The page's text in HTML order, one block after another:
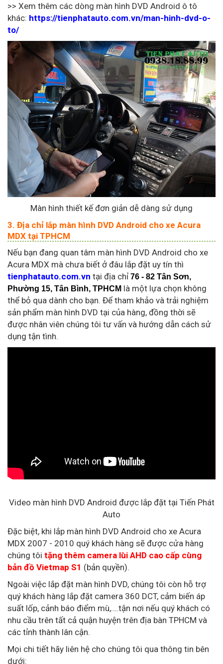
>> Xem thêm các dòng màn hình DVD Android ô tô
khác: https://tienphatauto.com.vn/man-hinh-dvd-o-
to/
Màn hình thiết kế đơn giản dễ dàng sử dụng
3. Địa chỉ lắp màn hình DVD Android cho xe Acura
MDX tại TPHCM
Nếu bạn đang quan tâm màn hình DVD Android cho xe
Acura MDX mà chưa biết ở đâu lắp đặt uy tín thì
tienphatauto.com.vn tại địa chỉ 76 - 82 Tân Sơn,
Phường 15, Tân Bình, TPHCM là một lựa chọn không
thể bỏ qua dành cho bạn. Để tham khảo và trải nghiệm
sản phẩm màn hình DVD tại của hàng, đồng thời sẽ
được nhân viên chúng tôi tư vấn và hướng dẫn cách sử
dụng tận tình.
Video màn hình DVD Android được lắp đặt tại Tiến Phát
Auto
Đặc biệt, khi lắp màn hình DVD Android cho xe Acura
MDX 2007 - 2010 quý khách hàng sẽ được cửa hàng
chúng tôi tặng thêm camera lùi AHD cao cấp cùng
bản đồ Vietmap S1 (bản quyền).
Ngoài việc lắp đặt màn hình DVD, chúng tôi còn hỗ trợ
quý khách hàng lắp đặt camera 360 DCT, cảm biến áp
suất lốp, cảnh báo điểm mù,….tận nơi nếu quý khách có
nhu cầu trên tất cả quận huyện trên địa bàn TPHCM và
các tỉnh thành lân cận.
Mọi chi tiết hãy liên hệ cho chúng tôi qua thông tin bên
dưới: